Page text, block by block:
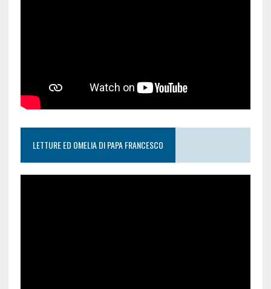
LETTURE ED OMELIA DI PAPA FRANCESCO